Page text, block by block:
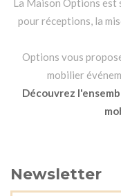
La Maison Options est
pour réceptions, la
Options vous
mobilier
Découvrez
Newsletter